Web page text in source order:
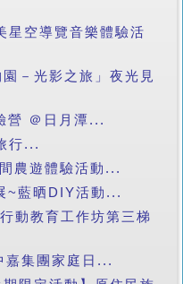
星空導覽音樂體驗活
－光影之旅」夜光見
營 ＠日月潭...
行...
農遊體驗活動...
~藍晒DIY活動...
動教育工作坊第三梯
嘉集團家庭日...